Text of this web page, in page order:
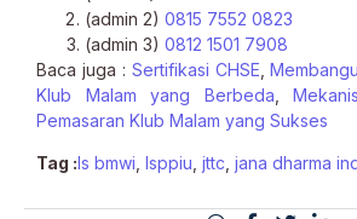
(admin 2) 0815 7552 0823
(admin 3) 0812 1501 7908
Baca juga : Sertifikasi CHSE ,M
Klub Malam yang Berbeda
M
Pemasaran Klub Malam yang Sukses
Tag :ls bmwi lsppiu jttc jana dharma